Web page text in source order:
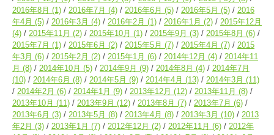
2016年8月 (1) 2016年7月 (4) 2016年6月 (5) 2016年5月 (5)
2016
年4月 (5) 2016年3月 (4) 2016年2月 (1) 2016年1月 (2)
2015年12月
(4)
2015年11月 (2) 2015年10月 (1) 2015年9月 (3) 2015年8月 (6)
2015年7月 (1) 2015年6月 (2) 2015年5月 (7) 2015年4月 (7)
2015
年3月 (6) 2015年2月 (2) 2015年1月 (6) 2014年12月 (4)
2014年11
月 (8) 2014年10月 (5) 2014年9月 (9) 2014年8月 (4)
2014年7月
(10)
2014年6月 (8) 2014年5月 (9) 2014年4月 (13) 2014年3月 (11)
2014年2月 (6) 2014年1月 (9) 2013年12月 (12) 2013年11月 (8)
2013年10月 (11) 2013年9月 (12) 2013年8月 (7) 2013年7月 (6)
2013年6月 (3) 2013年5月 (8) 2013年4月 (8) 2013年3月 (10)
2013
年2月 (3) 2013年1月 (7) 2012年12月 (2) 2012年11月 (6)
2012年